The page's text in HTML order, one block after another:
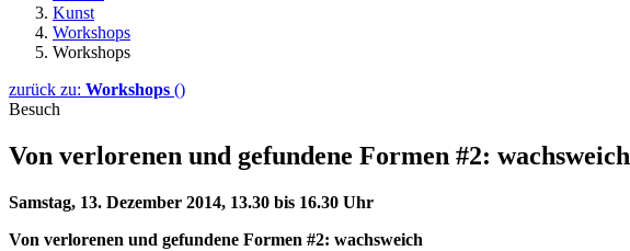
Kunst
Workshops
Workshops
zurück zu: Workshops ()
Besuch
Von verlorenen und gefundene Formen #2: wachsweich
Samstag, 13. Dezember 2014, 13.30 bis 16.30 Uhr
Von verlorenen und gefundene Formen #2: wachsweich